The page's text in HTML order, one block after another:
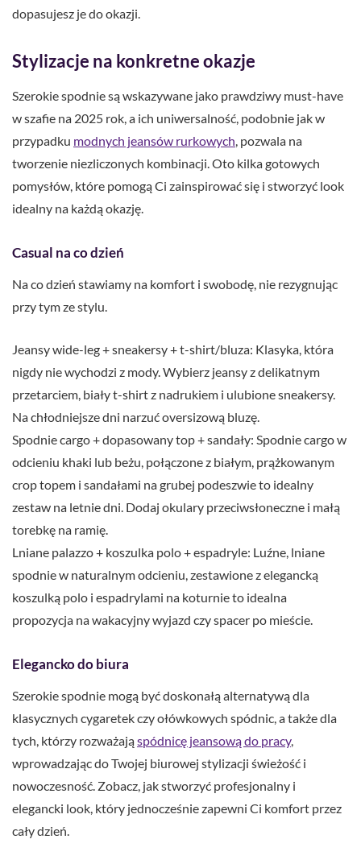
dopasujesz je do okazji.
Stylizacje na konkretne okazje
Szerokie spodnie są wskazywane jako prawdziwy must-have
w szafie na 2025 rok, a ich uniwersalność, podobnie jak w
przypadku modnych jeansów rurkowych , pozwala na
tworzenie niezliczonych kombinacji. Oto kilka gotowych
pomysłów, które pomogą Ci zainspirować się i stworzyć look
idealny na każdą okazję.
Casual na co dzień
Na co dzień stawiamy na komfort i swobodę, nie rezygnując
przy tym ze stylu.
Jeansy wide-leg + sneakersy + t-shirt/bluza: Klasyka, która
nigdy nie wychodzi z mody. Wybierz jeansy z delikatnym
przetarciem, biały t-shirt z nadrukiem i ulubione sneakersy.
Na chłodniejsze dni narzuć oversizową bluzę.
Spodnie cargo + dopasowany top + sandały: Spodnie cargo w
odcieniu khaki lub beżu, połączone z białym, prążkowanym
crop topem i sandałami na grubej podeszwie to idealny
zestaw na letnie dni. Dodaj okulary przeciwsłoneczne i małą
torebkę na ramię.
Lniane palazzo + koszulka polo + espadryle: Luźne, lniane
spodnie w naturalnym odcieniu, zestawione z elegancką
koszulką polo i espadrylami na koturnie to idealna
propozycja na wakacyjny wyjazd czy spacer po mieście.
Elegancko do biura
Szerokie spodnie mogą być doskonałą alternatywą dla
klasycznych cygaretek czy ołówkowych spódnic, a także dla
tych, którzy rozważająspódnicę jeansową do pracy,
wprowadzając do Twojej biurowej stylizacji świeżość i
nowoczesność. Zobacz, jak stworzyć profesjonalny i
elegancki look, który jednocześnie zapewni Ci komfort przez
cały dzień.